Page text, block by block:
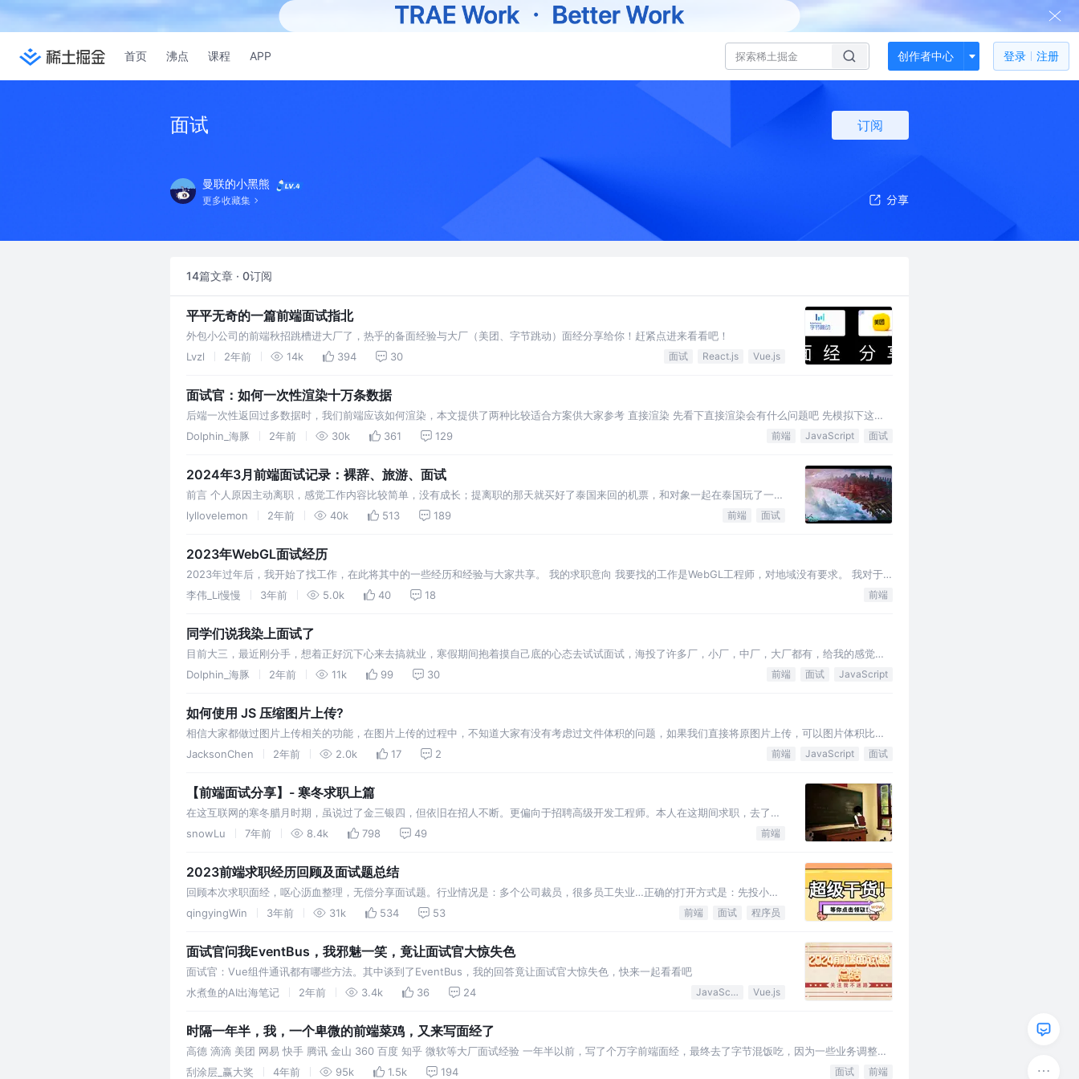
首页 沸点 课程 APP 创作者中心 登录 注册
面试 订阅
曼联的小黑熊
更多收藏集
14篇文章 · 0订阅
平平无奇的一篇前端面试指北
外包小公司的前端秋招跳槽进大厂了，热乎的备面经验与大厂（美团、字节跳动）面经分享给你！赶紧点进来看看吧！
Lvzl
2年前 14k 394 30 面试 React.js Vue.js
面试官：如何一次性渲染十万条数据
后端一次性返回过多数据时，我们前端应该如何渲染，本文提供了两种比较适合方案供大家参考 直接渲染 先看下直接渲染会有什么问题吧 先模拟下这个
数据过多时的情景，我生成十万条li，然后每个li都是随机
Dolphin_海豚 2年前 30k 361 129 前端 JavaScript 面试
2024年3月前端面试记录：裸辞、旅游、面试
前言 个人原因主动离职，感觉工作内容比较简单，没有成长；提离职的那天就买好了泰国来回的机票，和对象一起在泰国玩了一周
基本概括：6年前端，有管理经验 在职期间面试 富途 有效括号匹配 判断b是否是a的
lyllovelemon 2年前 40k 513 189 前端 面试
2023年WebGL面试经历
2023年过年后，我开始了找工作，在此将其中的一些经历和经验与大家共享。 我的求职意向 我要找的工作是WebGL工程师，对地域没有要求。 我对于
自己要去的公司主要考虑两点： 1.工作强度不要太高。 因
李伟_Li慢慢 3年前 5.0k 40 18 前端
同学们说我染上面试了
目前大三，最近刚分手，想着正好沉下心来去搞就业，寒假期间抱着摸自己底的心态去试试面试，海投了许多厂，小厂，中厂，大厂都有，给我的感觉就
是大部分内容都是八股，怎么跟别人的面试不一样，本期就来记录下我面试
Dolphin_海豚 2年前 11k 99 30 前端 面试 JavaScript
如何使用 JS 压缩图片上传?
相信大家都做过图片上传相关的功能，在图片上传的过程中，不知道大家有没有考虑过文件体积的问题，如果我们直接将原图片上传，可以图片体积比较
大，一是上传速度较慢，二是前端进行渲染时速度也比较慢
JacksonChen 2年前 2.0k 17 2 前端 JavaScript 面试
【前端面试分享】- 寒冬求职上篇
在这互联网的寒冬腊月时期，虽说过了金三银四，但依旧在招人不断。更偏向于招聘高级开发工程师。本人在这期间求职，去了几
家创业，小厂，大厂厮杀了一番，也得到了自己满意的offer。 整理一下自己还记得的面试题，希望能帮助到还在求职的你。大佬
snowLu 7年前 8.4k 798 49 前端
2023前端求职经历回顾及面试题总结
回顾本次求职面经，呕心沥血整理，无偿分享面试题。行业情况是：多个公司裁员，很多员工失业…正确的打开方式是：先投小公
司或不想去的公司；先投小公司或不想去的公司；回顾一下面试题，总结知识点；优化简历，再投
qingyingWin 3年前 31k 534 53 前端 面试 程序员
面试官问我EventBus，我邪魅一笑，竟让面试官大惊失色
面试官：Vue组件通讯都有哪些方法。其中谈到了EventBus，我的回答竟让面试官大惊失色，快来一起看看吧
水煮鱼的AI出海笔记
2年前 3.4k 36 24 JavaScript Vue.js
时隔一年半，我，一个卑微的前端菜鸡，又来写面经了
高德 滴滴 美团 网易 快手 腾讯 金山 360 百度 知乎 微软等大厂面试经验 一年半以前，写了个万字前端面经，最终去了字节混饭吃，因为一些业务调整的
原因，我又跑路了
刮涂层_赢大奖 4年前 95k 1.5k 194 面试 前端